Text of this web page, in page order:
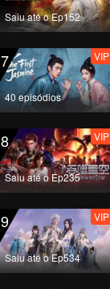
Saiu até o Ep152
7
40 episódios
VIP
8
Saiu até o Ep235
VIP
9
Saiu até o Ep534
VIP